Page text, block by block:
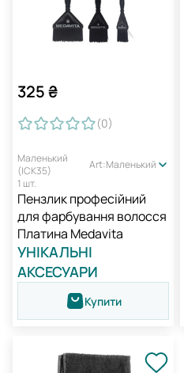
325₴
(0)
Маленький
(ІСК35)
Art:Маленький
1 шт.
Пензлик професійний
для фарбування волосся
Платина Medavita
УНІКАЛЬНІ
АКСЕСУАРИ
Купити